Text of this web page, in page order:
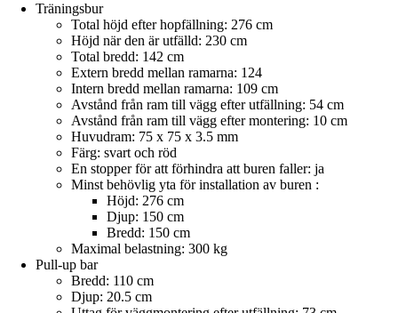
Träningsbur
Total höjd efter hopfällning: 276 cm
Höjd när den är utfälld: 230 cm
Total bredd: 142 cm
Extern bredd mellan ramarna: 124
Intern bredd mellan ramarna: 109 cm
Avstånd från ram till vägg efter utfällning: 54 cm
Avstånd från ram till vägg efter montering: 10 cm
Huvudram: 75 x 75 x 3.5 mm
Färg: svart och röd
En stopper för att förhindra att buren faller: ja
Minst behövlig yta för installation av buren :
Höjd: 276 cm
Djup: 150 cm
Bredd: 150 cm
Maximal belastning: 300 kg
Pull-up bar
Bredd: 110 cm
Djup: 20.5 cm